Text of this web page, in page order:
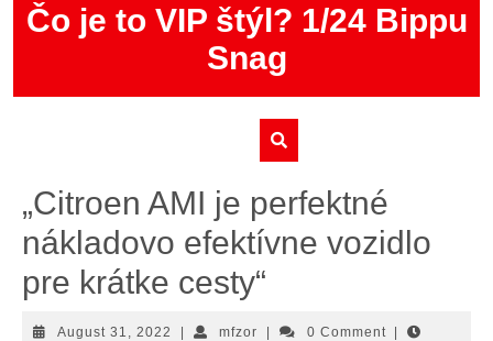
SkipČo je to VIP štýl? 1/24 Bippu
Snag
„Citroen AMI je perfektné
nákladovo efektívne vozidlo
pre krátke cesty“
August 31, 2022 August mfzormfzor 0 Comment